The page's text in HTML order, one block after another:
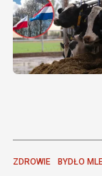
ZDROWIE BYDŁO